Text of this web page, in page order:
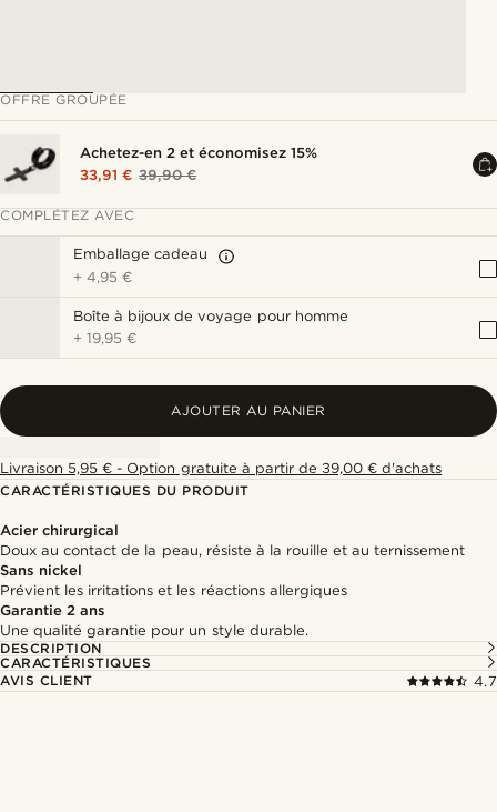
OFFRE GROUPÉE
Achetez-en 2 et économisez 15%
33,91 € 39,90 €
COMPLÉTEZ AVEC
Emballage cadeau
+4,95 €
Boîte à bijoux de voyage pour homme
+19,95 €
AJOUTER AU PANIER
Livraison 5,95 € - Option gratuite à partir de 39,00 € d'achats
CARACTÉRISTIQUES DU PRODUIT
Acier chirurgical
Doux au contact de la peau, résiste à la rouille et au ternissement
Sans nickel
Prévient les irritations et les réactions allergiques
Garantie 2 ans
Une qualité garantie pour un style durable.
DESCRIPTION
CARACTÉRISTIQUES
AVIS CLIENT
4.7